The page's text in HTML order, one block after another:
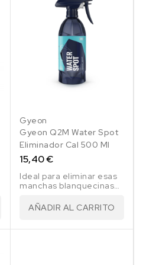
Gyeon
Gyeon Q2M Water Spot
Eliminador Cal 500 Ml
15,40 €
Ideal para eliminar esas
manchas blanquecinas
agua al evaporarse
AÑADIR AL CARRITO